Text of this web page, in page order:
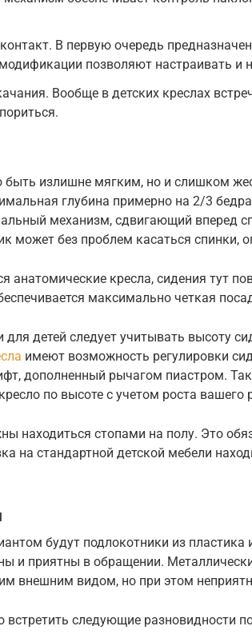
В первую очередь
позволяют настраивать и
Вообще в детских креслах
быть излишне мягким, но и слишком
глубина примерно на 2/3
механизм, сдвигающий вперед
может без проблем касаться спинки,
анатомические кресла, сидения тут
максимально четкая
детей следует учитывать высоту
имеют возможность регулировки
дополненный рычагом пиастром.
по высоте с учетом роста вашего
находиться стопами на полу. Это
на стандартной детской мебели
будут подлокотники из пластика
и приятны в обращении.
внешним видом, но при этом
следующие разновидности